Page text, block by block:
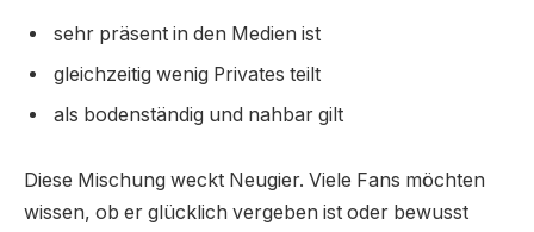
sehr präsent in den Medien ist
gleichzeitig wenig Privates teilt
als bodenständig und nahbar gilt
Diese Mischung weckt Neugier. Viele Fans möchten
wissen, ob er glücklich vergeben ist oder bewusst